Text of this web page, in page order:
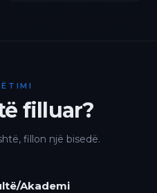
filluar?
fillon një bisedë.
Akademi